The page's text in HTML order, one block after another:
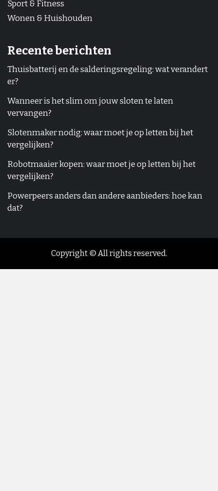
Sport & Fitness
Wonen & Huishouden
Recente berichten
Thuisbatterij en de salderingsregeling: wat verandert
er?
Wanneer is het slim om jouw sloten te laten
vervangen?
Slotenmaker nodig: waar moet je op letten bij het
vergelijken?
Robotmaaier kopen: waar moet je op letten bij het
vergelijken?
Powerpeers anders dan andere aanbieders: hoe kan
dat?
Copyright © All rights reserved.